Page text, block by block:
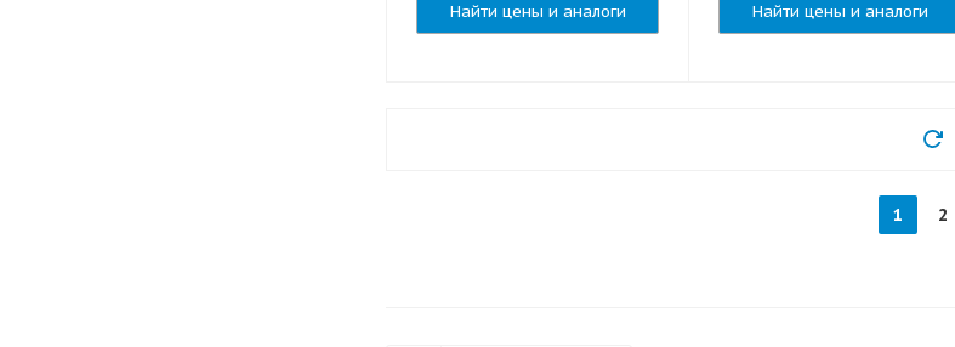
Найти цены и аналоги Найти цены и аналоги
1 2